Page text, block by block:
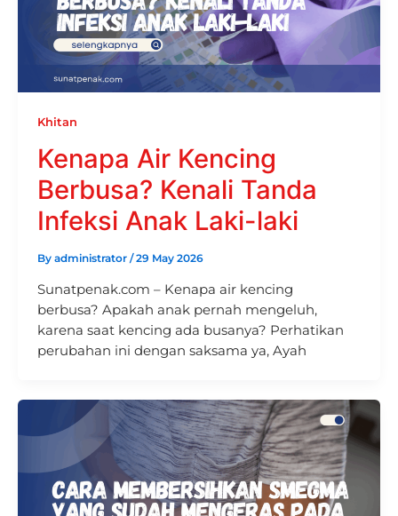
Khitan
Kenapa Air Kencing
Berbusa? Kenali Tanda
Infeksi Anak Laki-laki
By administrator /29 May 2026
Sunatpenak.com – Kenapa air kencing
berbusa? Apakah anak pernah mengeluh,
karena saat kencing ada busanya? Perhatikan
perubahan ini dengan saksama ya, Ayah